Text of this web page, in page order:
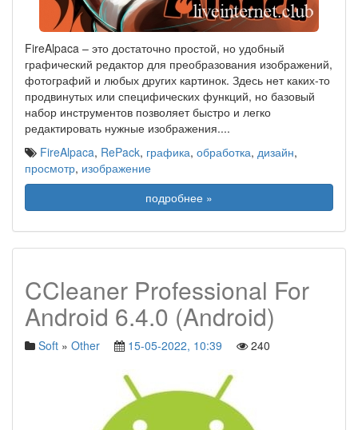
FireAlpaca – это достаточно простой, но удобный
графический редактор для преобразования изображений,
фотографий и любых других картинок. Здесь нет каких-то
продвинутых или специфических функций, но базовый
набор инструментов позволяет быстро и легко
редактировать нужные изображения....
FireAlpaca, RePack, графика, обработка, дизайн,
просмотр, изображение
подробнее »
CCleaner Professional For
Android 6.4.0 (Android)
Soft » Other 15-05-2022, 10:39 240